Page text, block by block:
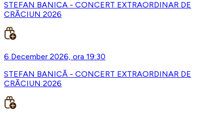
STEFAN BANICA - CONCERT EXTRAORDINAR DE
CRĂCIUN 2026
6 December 2026, ora 19:30
STEFAN BANICĂ - CONCERT EXTRAORDINAR DE
CRĂCIUN 2026